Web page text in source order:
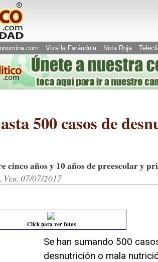
Viva la Farándula Nota Roja
500 casos de
cinco años y 10 años de preescolar y
Ver. 07/07/2017
Click para ver fotos
Se han sumando 500
desnutrición o mala